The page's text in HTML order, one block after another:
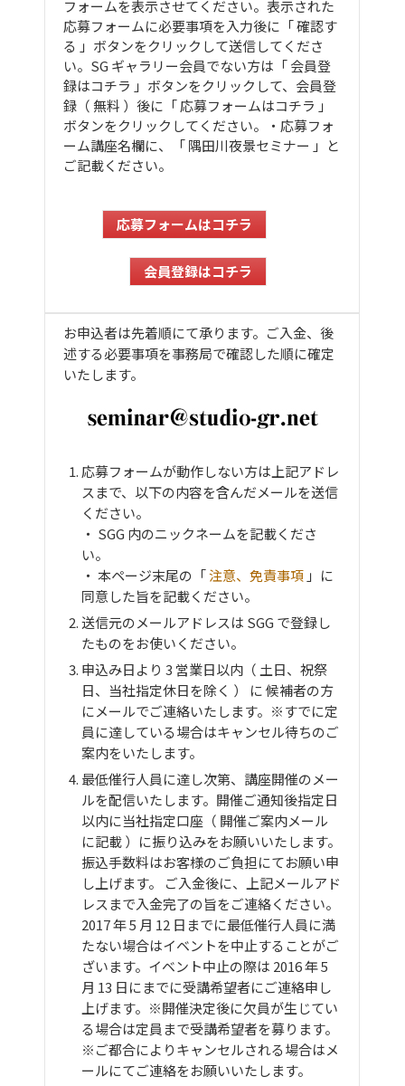
フォームを表示させてください。表示された
応募フォームに必要事項を入力後に「 確認す
る 」ボタンをクリックして送信してくださ
い。SG ギャラリー会員でない方は「 会員登
録はコチラ 」ボタンをクリックして、会員登
録（ 無料 ）後に「 応募フォームはコチラ 」
ボタンをクリックしてください。・応募フォ
ーム講座名欄に、「 隅田川夜景セミナー 」と
ご記載ください。
応募フォームはコチラ
会員登録はコチラ
お申込者は先着順にて承ります。ご入金、後
述する必要事項を事務局で確認した順に確定
いたします。
応募フォームが動作しない方は上記アドレ
スまで、以下の内容を含んだメールを送信
ください。
・ SGG 内のニックネームを記載くださ
い。
・ 本ページ末尾の「注意、免責事項 」に
同意した旨を記載ください。
送信元のメールアドレスは SGG で登録し
たものをお使いください。
申込み日より 3 営業日以内（ 土日、祝祭
日、当社指定休日を除く ） に 候補者の方
にメールでご連絡いたします。※すでに定
員に達している場合はキャンセル待ちのご
案内をいたします。
最低催行人員に達し次第、講座開催のメー
ルを配信いたします。開催ご通知後指定日
以内に当社指定口座（ 開催ご案内メール
に記載 ）に振り込みをお願いいたします。
振込手数料はお客様のご負担にてお願い申
し上げます。 ご入金後に、上記メールアド
レスまで入金完了の旨をご連絡ください。
2017 年 5 月 12 日までに最低催行人員に満
たない場合はイベントを中止することがご
ざいます。イベント中止の際は 2016 年 5
月 13 日にまでに受講希望者にご連絡申し
上げます。※開催決定後に欠員が生じてい
る場合は定員まで受講希望者を募ります。
※ご都合によりキャンセルされる場合はメ
ールにてご連絡をお願いいたします。